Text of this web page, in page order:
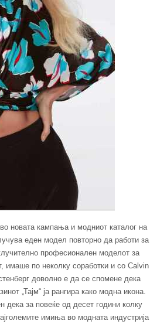
новата кампања и модниот каталог на
еден модел повторно да работи за
професионален моделот за
имаше по неколку соработки и со Calvin
доволно е да се спомене дека
„Тајм“ ја рангира како модна икона.
за повеќе од десет години колку
имиња во модната индустрија